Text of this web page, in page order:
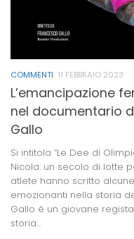
COMMENTI 11 FEBBRAIO 2023
L’emancipazione
nel documentario
Gallo
Si intitola “Le Dee di
Nicola: un secolo di lotte
atlete hanno scritto
emozionanti nella storia
Gallo è un giovane
storia...